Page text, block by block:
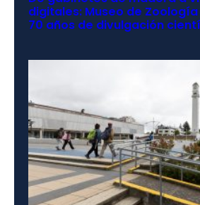
digitales: Museo de
70 años de divulgación